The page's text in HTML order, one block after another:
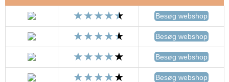
Besøg webshop
Besøg webshop
Besøg webshop
Besøg webshop